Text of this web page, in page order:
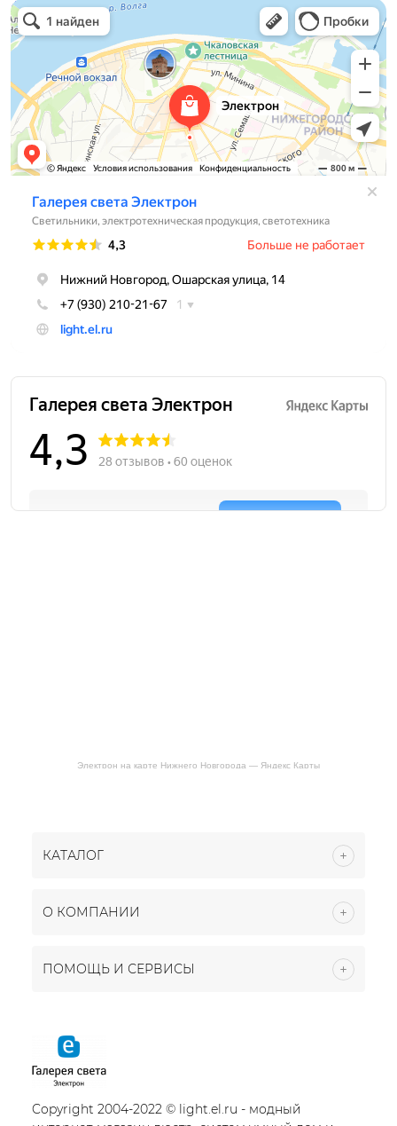
Электрон
Светильники в Нижнем Новгороде
Электротехническая продукция в Нижнем Новгороде
Электрон на карте Нижнего Новгорода — Яндекс Карты
КАТАЛОГ
О КОМПАНИИ
ПОМОЩЬ И СЕРВИСЫ
Copyright 2004-2022 © light.el.ru - модный